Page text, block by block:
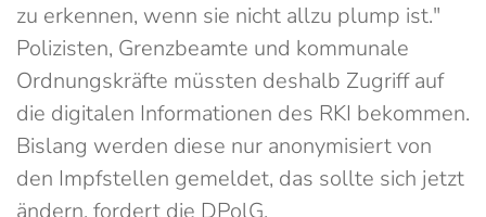
zu erkennen, wenn sie nicht allzu plump ist."
Polizisten, Grenzbeamte und kommunale
Ordnungskräfte müssten deshalb Zugriff auf
die digitalen Informationen des RKI bekommen.
Bislang werden diese nur anonymisiert von
den Impfstellen gemeldet, das sollte sich jetzt